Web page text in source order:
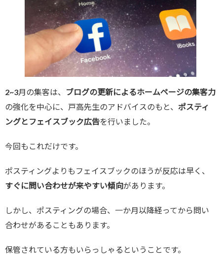
2~3月の集客は、
ブログの更新によるホームページの集客力
の強化を中心に、戸高先生のアドバイスのもと、 ポスティ
ングとフェイスブック広告を行いました。
今回もこれだけです。
ポスティングよりもフェイスブックのほうが反応は早く、
すぐに問い合わせが来やすい傾向があります。
しかし、ポスティングの場合、一か月以降経ってから問い
合わせがあることもあります。
保管されている方もいらっしゃるということです。